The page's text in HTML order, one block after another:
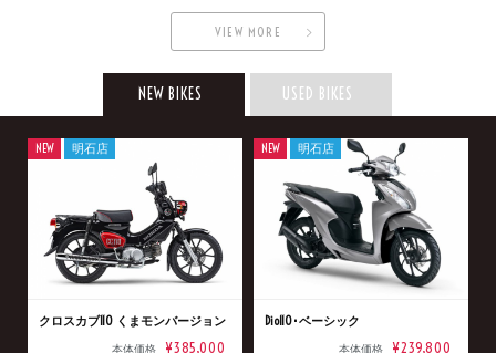
VIEW MORE
NEW BIKES USED BIKES
クロスカブ110 くまモンバージョン
本体価格 ¥385,000
NEW 明石店
Dio110･ベーシック
本体価格 ¥239,800
NEW 明石店